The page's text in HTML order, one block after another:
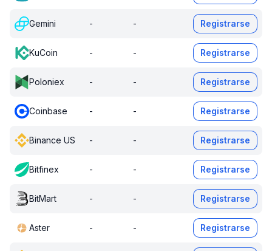
Gemini - - Registrarse
KuCoin - - Registrarse
Poloniex - - Registrarse
Coinbase - - Registrarse
Binance US - - Registrarse
Bitfinex - - Registrarse
BitMart - - Registrarse
Aster - - Registrarse